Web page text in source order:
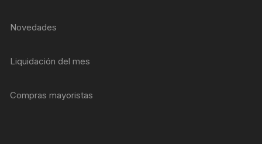
Novedades
Liquidación del mes
Compras mayoristas